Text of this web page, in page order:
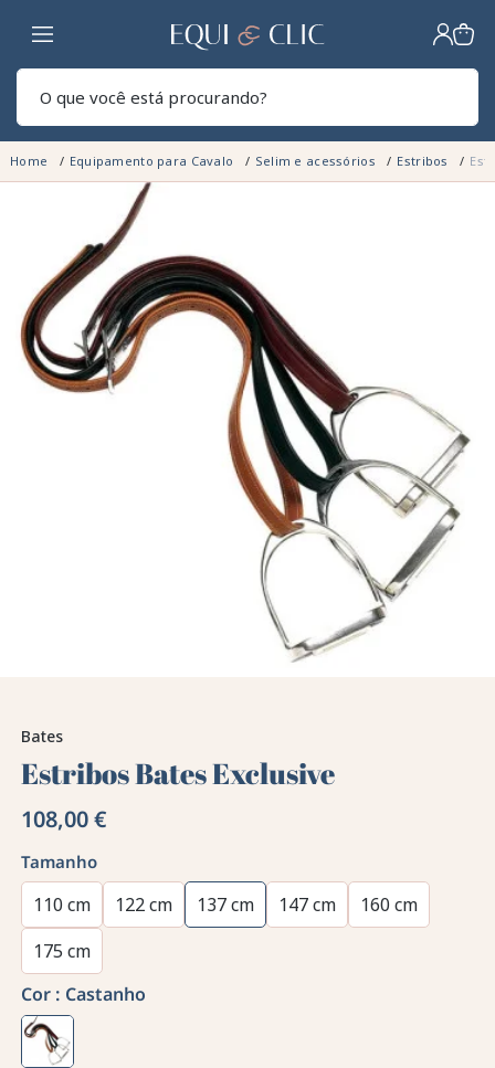
Lar
Home Equipamento para Cavalo Selim e acessórios Estribos
Bates
Estribos Bates Exclusive
108,00 €
Tamanho
110 cm 122 cm 137 cm 147 cm
160 cm
175 cm
Cor : Castanho